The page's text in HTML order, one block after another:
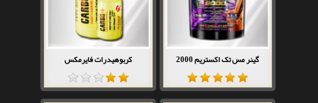
گینر مس تک اکستریم 2000 کربوهیدرات فایرمکس